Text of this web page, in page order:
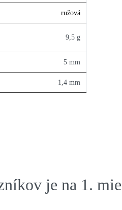
ružová
9,5 g
5 mm
1,4 mm
je na 1.